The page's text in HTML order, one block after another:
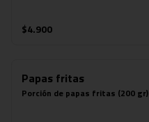
$4.900
Papas fritas
Porción de papas fritas (200 gr)